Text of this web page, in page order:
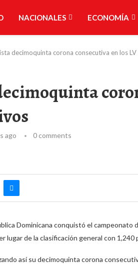
NACIONALES ECONOMÍA
decimoquinta corona consecutiva en los
ago 0 comments
Dominicana conquistó el campeonato
lugar de la clasificación general con 1,240
así su decimoquinta corona